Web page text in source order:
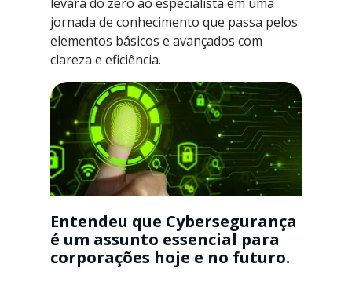
jornada de conhecimento que passa pelos
elementos básicos e avançados com
clareza e eficiência.
Entendeu que Cybersegurança
é um assunto essencial para
corporações hoje e no futuro.